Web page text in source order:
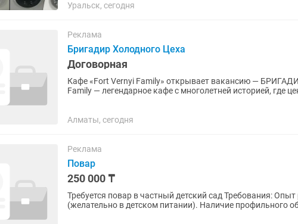
Уральск, сегодня
Реклама
Бригадир Холодного Цеха
Договорная
Кафе «Fort Vernyi Family» открывает вакансию — БРИГАДИР
Family — легендарное кафе с многолетней историей, где
Алматы, сегодня
Реклама
Повар
250 000 ₸
Требуется повар в частный детский сад Требования: Опыт работы поваром приветствуется
(желательно в детском питании). Наличие профильного образования или сертификата повара.